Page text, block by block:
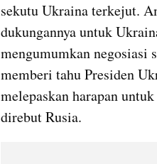
sekutu Ukraina terkejut.
dukungannya untuk
mengumumkan negosiasi
memberi tahu Presiden
melepaskan harapan
direbut Rusia.